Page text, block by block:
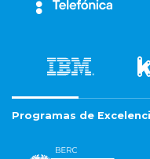
Programas de